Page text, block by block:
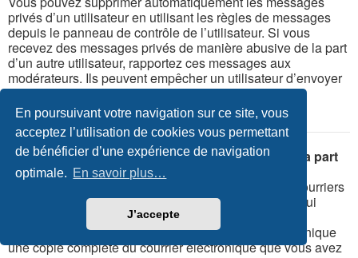
En poursuivant votre navigation sur ce site, vous
acceptez l’utilisation de cookies vous permettant
de bénéficier d’une expérience de navigation
optimale. En savoir plus…
J’accepte
privés d’un utilisateur en utilisant les règles de messages
depuis le panneau de contrôle de l’utilisateur. Si vous
recevez des messages privés de manière abusive de la part
d’un autre utilisateur, rapportez ces messages aux
modérateurs. Ils peuvent empêcher un utilisateur d’envoyer
des messages privés.
Haut
J’ai reçu un courrier électronique indésirable de la part
de quelqu’un sur ce forum !
Nous en sommes navrés. Le formulaire d’envoi de courriers
électroniques de ce forum possède des protections qui
essaient de repérer les utilisateurs envoyant de tels
messages. Vous devriez envoyer par courrier électronique
une copie complète du courrier électronique que vous avez